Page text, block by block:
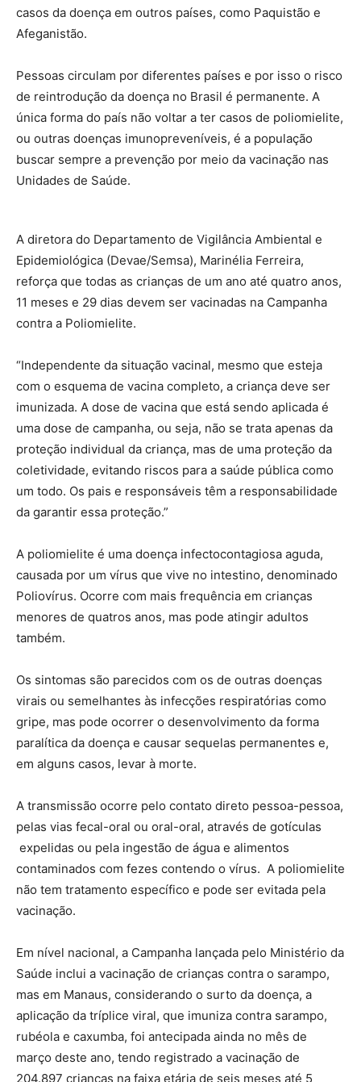
casos da doença em outros países, como Paquistão e
Afeganistão.
Pessoas circulam por diferentes países e por isso o risco
de reintrodução da doença no Brasil é permanente. A
única forma do país não voltar a ter casos de poliomielite,
ou outras doenças imunopreveníveis, é a população
buscar sempre a prevenção por meio da vacinação nas
Unidades de Saúde.
A diretora do Departamento de Vigilância Ambiental e
Epidemiológica (Devae/Semsa), Marinélia Ferreira,
reforça que todas as crianças de um ano até quatro anos,
11 meses e 29 dias devem ser vacinadas na Campanha
contra a Poliomielite.
“Independente da situação vacinal, mesmo que esteja
com o esquema de vacina completo, a criança deve ser
imunizada. A dose de vacina que está sendo aplicada é
uma dose de campanha, ou seja, não se trata apenas da
proteção individual da criança, mas de uma proteção da
coletividade, evitando riscos para a saúde pública como
um todo. Os pais e responsáveis têm a responsabilidade
da garantir essa proteção.”
A poliomielite é uma doença infectocontagiosa aguda,
causada por um vírus que vive no intestino, denominado
Poliovírus. Ocorre com mais frequência em crianças
menores de quatros anos, mas pode atingir adultos
também.
Os sintomas são parecidos com os de outras doenças
virais ou semelhantes às infecções respiratórias como
gripe, mas pode ocorrer o desenvolvimento da forma
paralítica da doença e causar sequelas permanentes e,
em alguns casos, levar à morte.
A transmissão ocorre pelo contato direto pessoa-pessoa,
pelas vias fecal-oral ou oral-oral, através de gotículas
expelidas ou pela ingestão de água e alimentos
contaminados com fezes contendo o vírus. A poliomielite
não tem tratamento específico e pode ser evitada pela
vacinação.
Em nível nacional, a Campanha lançada pelo Ministério da
Saúde inclui a vacinação de crianças contra o sarampo,
mas em Manaus, considerando o surto da doença, a
aplicação da tríplice viral, que imuniza contra sarampo,
rubéola e caxumba, foi antecipada ainda no mês de
março deste ano, tendo registrado a vacinação de
204.897 crianças na faixa etária de seis meses até 5